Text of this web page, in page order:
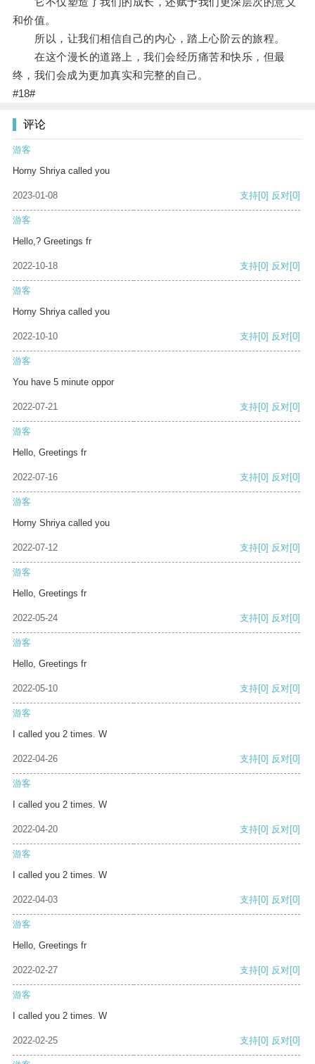
和价值。
所以，让我们相信自己的内心，踏上心阶云的旅程。
在这个漫长的道路上，我们会经历痛苦和快乐，但最
终，我们会成为更加真实和完整的自己。
#18#
评论
游客
Horny Shriya called you
2023-01-08 支持[0] 反对[0]
游客
Hello,? Greetings fr
2022-10-18 支持[0] 反对[0]
游客
Horny Shriya called you
2022-10-10 支持[0] 反对[0]
游客
You have 5 minute oppor
2022-07-21 支持[0] 反对[0]
游客
Hello, Greetings fr
2022-07-16 支持[0] 反对[0]
游客
Horny Shriya called you
2022-07-12 支持[0] 反对[0]
游客
Hello, Greetings fr
2022-05-24 支持[0] 反对[0]
游客
Hello, Greetings fr
2022-05-10 支持[0] 反对[0]
游客
I called you 2 times. W
2022-04-26 支持[0] 反对[0]
游客
I called you 2 times. W
2022-04-20 支持[0] 反对[0]
游客
I called you 2 times. W
2022-04-03 支持[0] 反对[0]
游客
Hello, Greetings fr
2022-02-27 支持[0] 反对[0]
游客
I called you 2 times. W
2022-02-25 支持[0] 反对[0]